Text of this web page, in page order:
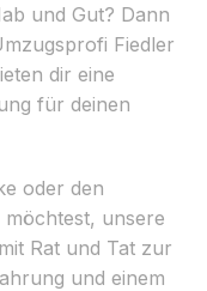
und Gut? Dann
Fiedler
dir eine
für deinen
oder den
unsere
Rat und Tat zur
und einem